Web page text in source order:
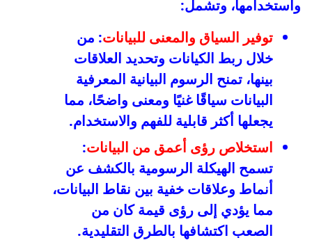
واستخدامها، وتشمل:
توفير السياق والمعنى للبيانات: من
خلال ربط الكيانات وتحديد العلاقات
بينها، تمنح الرسوم البيانية المعرفية
البيانات سياقًا غنيًا ومعنى واضحًا، مما
يجعلها أكثر قابلية للفهم والاستخدام.
استخلاص رؤى أعمق من البيانات:
تسمح الهيكلة الرسومية بالكشف عن
أنماط وعلاقات خفية بين نقاط البيانات،
مما يؤدي إلى رؤى قيمة كان من
الصعب اكتشافها بالطرق التقليدية.